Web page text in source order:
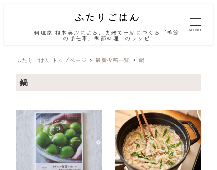
料理家 榎本美沙による、夫婦で一緒につくる「季節
の手仕事、季節料理」のレシピ
MENU
ふたりごはん トップページ 最新投稿一覧 鍋
鍋